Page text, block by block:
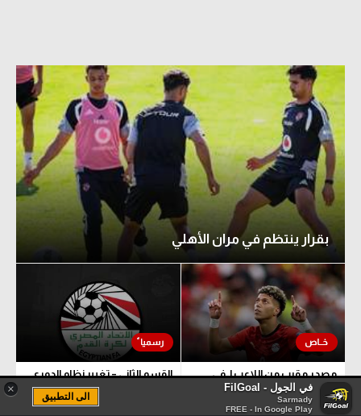
بقرار ينتظم في مران الأهلي
مصدر مقرب من اللاعب لـ في
الجول: كونيا سبور رفع عرضه لضم
إمام عاشور
القسم الثاني – تغيير نظام الدوري
وطريقة الصعود.. تعرف على
× في الجول - FilGoal
Sarmady
FREE - In Google Play
الى التطبيق